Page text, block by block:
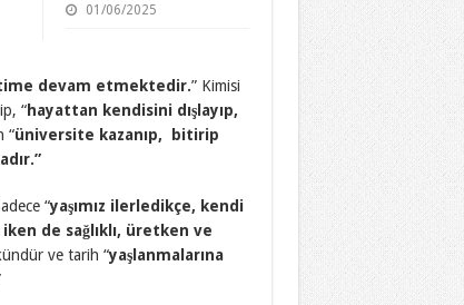
01/06/2025
devam etmektedir.” Kimisi
“hayattan kendisini dışlayıp,
“üniversite kazanıp, bitirip
“yaşımız ilerledikçe, kendi
iken de sağlıklı, üretken ve
ve tarih “yaşlanmalarına